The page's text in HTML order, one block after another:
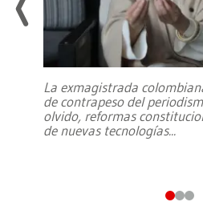
La exmagistrada
de contrapeso del
olvido, reformas
de nuevas tecnologías...